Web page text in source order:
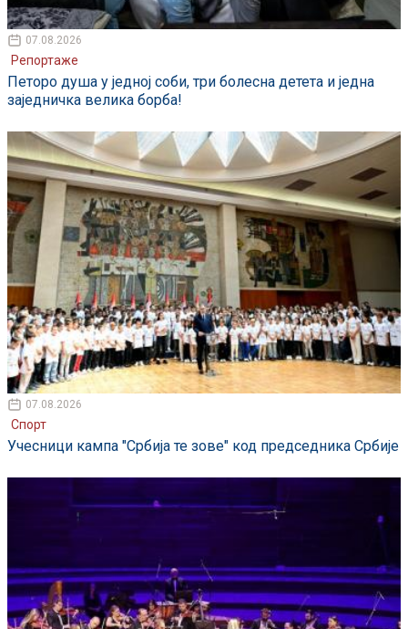
07.08.2026
Репортаже
Петоро душа у једној соби, три болесна детета и једна
заједничка велика борба!
07.08.2026
Спорт
Учесници кампа "Србија те зове" код председника Србије